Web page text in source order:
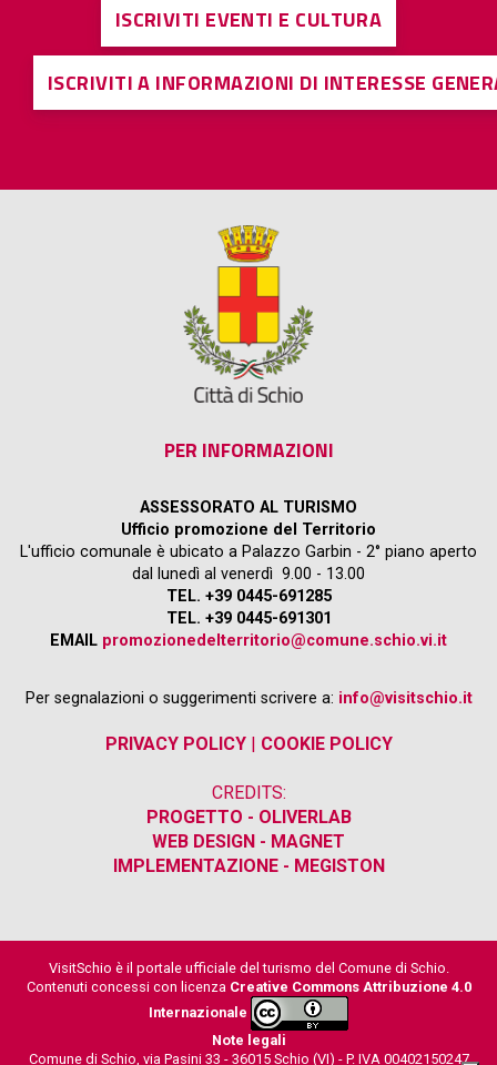
ISCRIVITI EVENTI E CULTURA
ISCRIVITI A INFORMAZIONI DI INTERESSE
PER INFORMAZIONI
ASSESSORATO AL TURISMO
Ufficio promozione del Territorio
L'ufficio comunale è ubicato a Palazzo Garbin - 2° piano aperto
dal lunedì al venerdì 9.00 - 13.00
TEL. +39 0445-691285
TEL. +39 0445-691301
EMAIL promozionedelterritorio@comune.schio.vi.it
Per segnalazioni o suggerimenti scrivere a: info@visitschio.it
PRIVACY POLICY| COOKIE POLICY
CREDITS:
PROGETTO - OLIVERLAB
WEB DESIGN - MAGNET
IMPLEMENTAZIONE - MEGISTON
VisitSchio è il portale ufficiale del turismo del Comune di Schio.
Contenuti concessi con licenza Creative Commons Attribuzione 4.0
Internazionale
Note legali
Comune di Schio, via Pasini 33 - 36015 Schio (VI) - P. IVA 00402150247